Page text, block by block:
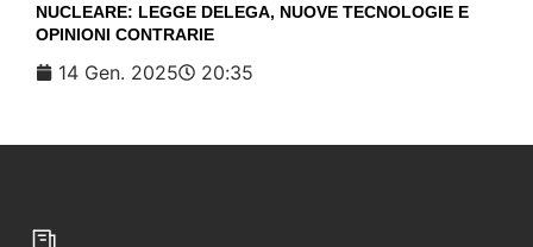
NUCLEARE: LEGGE DELEGA, NUOVE TECNOLOGIE E
OPINIONI CONTRARIE
14 Gen. 2025 20:35